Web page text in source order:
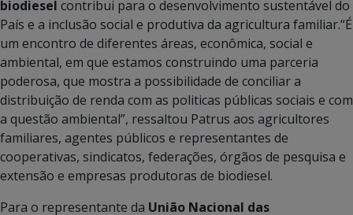
biodiesel contribui para o desenvolvimento sustentável do
País e a inclusão social e produtiva da agricultura familiar.“É
um encontro de diferentes áreas, econômica, social e
ambiental, em que estamos construindo uma parceria
poderosa, que mostra a possibilidade de conciliar a
distribuição de renda com as politicas públicas sociais e com
a questão ambiental”, ressaltou Patrus aos agricultores
familiares, agentes públicos e representantes de
cooperativas, sindicatos, federações, órgãos de pesquisa e
extensão e empresas produtoras de biodiesel.
Para o representante da União Nacional das